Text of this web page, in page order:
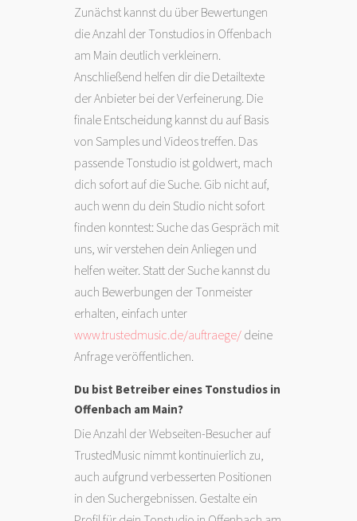
Zunächst kannst du über Bewertungen
die Anzahl der Tonstudios in Offenbach
am Main deutlich verkleinern.
Anschließend helfen dir die Detailtexte
der Anbieter bei der Verfeinerung. Die
finale Entscheidung kannst du auf Basis
von Samples und Videos treffen. Das
passende Tonstudio ist goldwert, mach
dich sofort auf die Suche. Gib nicht auf,
auch wenn du dein Studio nicht sofort
finden konntest: Suche das Gespräch mit
uns, wir verstehen dein Anliegen und
helfen weiter. Statt der Suche kannst du
auch Bewerbungen der Tonmeister
erhalten, einfach unter
www.trustedmusic.de/auftraege/ deine
Anfrage veröffentlichen.
Du bist Betreiber eines Tonstudios in
Offenbach am Main?
Die Anzahl der Webseiten-Besucher auf
TrustedMusic nimmt kontinuierlich zu,
auch aufgrund verbesserten Positionen
in den Suchergebnissen. Gestalte ein